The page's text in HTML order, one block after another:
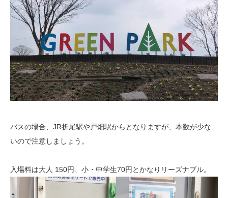
バスの場合、JR折尾駅や戸畑駅からとなりますが、本数が少な
いので注意しましょう。
入場料は大人 150円、小・中学生70円とかなりリーズナブル。